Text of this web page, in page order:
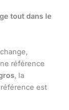
tout dans le
référence
, la
est